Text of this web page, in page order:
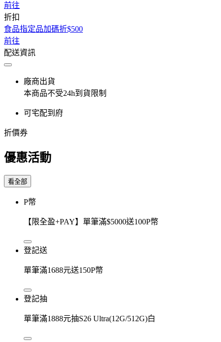
前往
折扣
食品指定品加碼折$500
前往
配送資訊
廠商出貨
本商品不受24h到貨限制
可宅配到府
折價券
優惠活動
看全部
P幣
【限全盈+PAY】單筆滿$5000送100P幣
登記送
單筆滿1688元送150P幣
登記抽
單筆滿1888元抽S26 Ultra(12G/512G)白